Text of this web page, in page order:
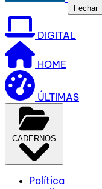
Fechar
DIGITAL
HOME
ÚLTIMAS
CADERNOS
Política